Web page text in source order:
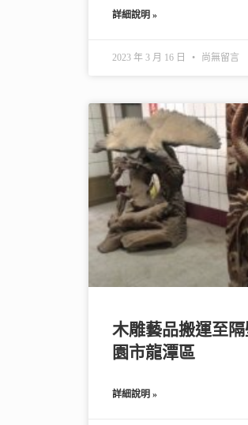
詳細說明 »
2023 年 3 月 16 日 尚無留言
木雕藝品搬運至
園市龍潭區
詳細說明 »